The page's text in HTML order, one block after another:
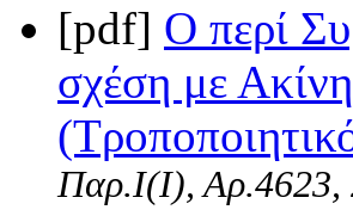
[pdf] Ο περί
σχέση με
Παρ.Ι(I), Αρ.4623,